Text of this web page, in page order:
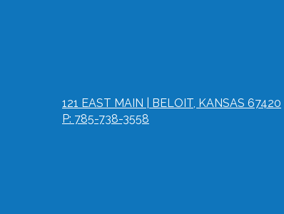
121 EAST MAIN | BELOIT, KANSAS 67420
P: 785-738-3558